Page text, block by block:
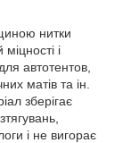
нитки
і
автотентов,
матів та ін.
зберігає
і не вигорає